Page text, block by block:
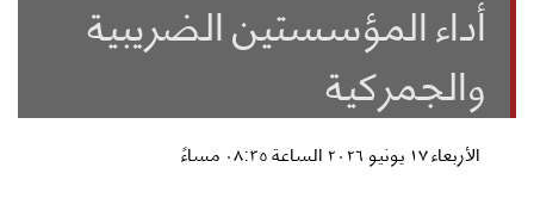
أداء المؤسستين الضريبية
والجمركية
الأربعاء ١٧ يونيو ٢٠٢٦ الساعة ٠٨:٣٥ مساءً